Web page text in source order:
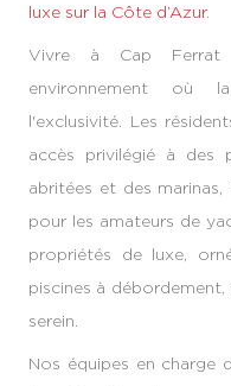
luxe sur la Côte d’Azur.
Vivre à Cap Ferrat
environnement où
l'exclusivité. Les
accès privilégié à des
abritées et des
pour les amateurs de
propriétés de luxe,
piscines à
serein.
Nos équipes en charge